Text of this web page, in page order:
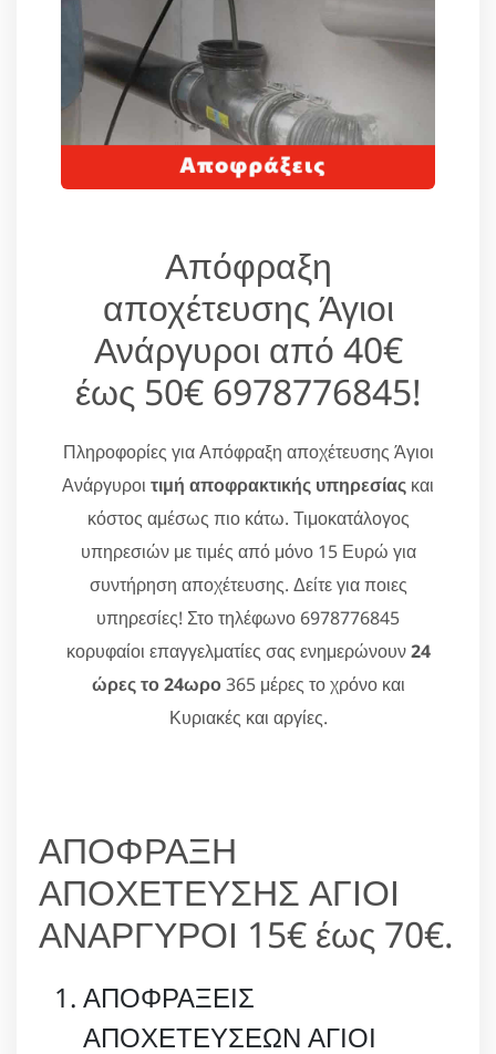
Απόφραξη
αποχέτευσης Άγιοι
Ανάργυροι από 40€
έως 50€ 6978776845!
Πληροφορίες για Απόφραξη αποχέτευσης Άγιοι
Ανάργυροι τιμή αποφρακτικής υπηρεσίας και
κόστος αμέσως πιο κάτω. Τιμοκατάλογος
υπηρεσιών με τιμές από μόνο 15 Ευρώ για
συντήρηση αποχέτευσης. Δείτε για ποιες
υπηρεσίες! Στο τηλέφωνο 6978776845
κορυφαίοι επαγγελματίες σας ενημερώνουν24
ώρες το 24ωρο365 μέρες το χρόνο και
Κυριακές και αργίες.
ΑΠΟΦΡΑΞΗ
ΑΠΟΧΕΤΕΥΣΗΣ ΑΓΙΟΙ
ΑΝΑΡΓΥΡΟΙ 15€ έως 70€.
ΑΠΟΦΡΑΞΕΙΣ
ΑΠΟΧΕΤΕΥΣΕΩΝ ΑΓΙΟΙ